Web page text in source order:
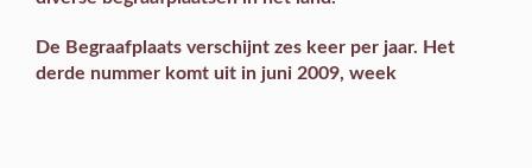
De Begraafplaats verschijnt zes keer per jaar. Het
derde nummer komt uit in juni 2009, week